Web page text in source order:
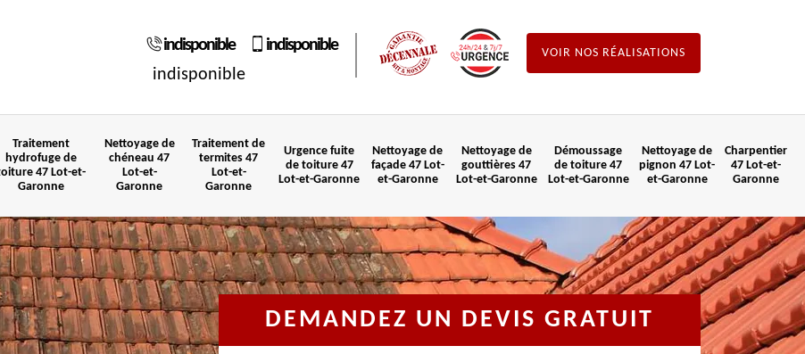
indisponible
indisponible
indisponible
VOIR NOS RÉALISATIONS
Traitement
hydrofuge de
47 Lot-et-
Garonne
Nettoyage de
chéneau 47
Lot-et-
Garonne
Traitement de
termites 47
Lot-et-
Garonne
Urgence fuite
de toiture 47
Lot-et-Garonne
Nettoyage de
façade 47 Lot-
et-Garonne
Nettoyage de
gouttières 47
Lot-et-Garonne
Démoussage
de toiture 47
Lot-et-Garonne
Nettoyage de
pignon 47 Lot-
et-Garonne
Charpentier
47 Lot-et-
Garonne
DEMANDEZ UN DEVIS GRATUIT